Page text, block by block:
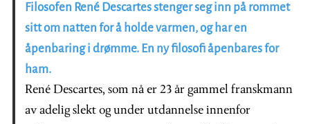
Filosofen René Descartes stenger seg inn på rommet
sitt om natten for å holde varmen, og har en
åpenbaring i drømme. En ny filosofi åpenbares for
ham.
René Descartes, som nå er 23 år gammel franskmann
av adelig slekt og under utdannelse innenfor